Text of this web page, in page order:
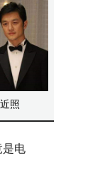
照
是电